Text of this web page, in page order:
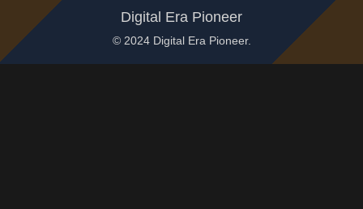
Digital Era Pioneer
© 2024 Digital Era Pioneer.